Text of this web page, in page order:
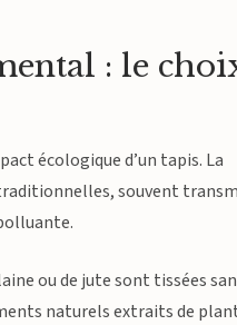
: le
écologique d’un tapis. La
souvent
ou de jute sont tissées
naturels extraits de